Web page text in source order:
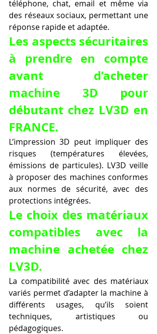
téléphone, chat, email et même via
des réseaux sociaux, permettant une
réponse rapide et adaptée.
Les aspects sécuritaires
à prendre en compte
avant d’acheter
machine 3D pour
débutant chez LV3D en
FRANCE.
L’impression 3D peut impliquer des
risques (températures élevées,
émissions de particules). LV3D veille
à proposer des machines conformes
aux normes de sécurité, avec des
protections intégrées.
Le choix des matériaux
compatibles avec la
machine achetée chez
LV3D.
La compatibilité avec des matériaux
variés permet d’adapter la machine à
différents usages, qu’ils soient
techniques, artistiques ou
pédagogiques.